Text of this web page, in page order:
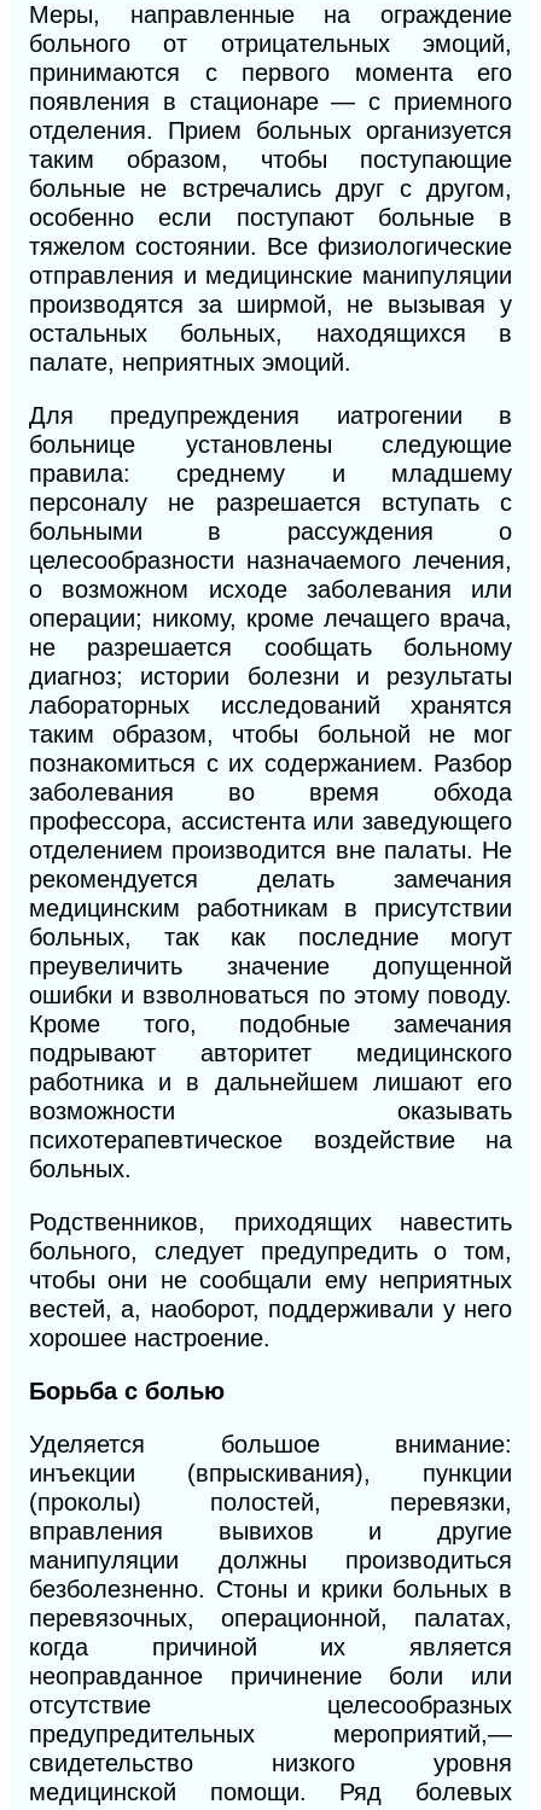
Меры, направленные на ограждение
больного от отрицательных эмоций,
принимаются с первого момента его
появления в стационаре — с приемного
отделения. Прием больных организуется
таким образом, чтобы поступающие
больные не встречались друг с другом,
особенно если поступают больные в
тяжелом состоянии. Все физиологические
отправления и медицинские манипуляции
производятся за ширмой, не вызывая у
остальных больных, находящихся в
палате, неприятных эмоций.
Для предупреждения иатрогении в
больнице установлены следующие
правила: среднему и младшему
персоналу не разрешается вступать с
больными в рассуждения о
целесообразности назначаемого лечения,
о возможном исходе заболевания или
операции; никому, кроме лечащего врача,
не разрешается сообщать больному
диагноз; истории болезни и результаты
лабораторных исследований хранятся
таким образом, чтобы больной не мог
познакомиться с их содержанием. Разбор
заболевания во время обхода
профессора, ассистента или заведующего
отделением производится вне палаты. Не
рекомендуется делать замечания
медицинским работникам в присутствии
больных, так как последние могут
преувеличить значение допущенной
ошибки и взволноваться по этому поводу.
Кроме того, подобные замечания
подрывают авторитет медицинского
работника и в дальнейшем лишают его
возможности оказывать
психотерапевтическое воздействие на
больных.
Родственников, приходящих навестить
больного, следует предупредить о том,
чтобы они не сообщали ему неприятных
вестей, а, наоборот, поддерживали у него
хорошее настроение.
Борьба с болью
Уделяется большое внимание:
инъекции (впрыскивания), пункции
(проколы) полостей, перевязки,
вправления вывихов идругие
манипуляции должны производиться
безболезненно. Стоны и крики больных в
перевязочных, операционной, палатах,
когда причиной их является
неоправданное причинение боли или
отсутствие целесообразных
предупредительных мероприятий,—
свидетельство низкого уровня
медицинской помощи. Ряд болевых